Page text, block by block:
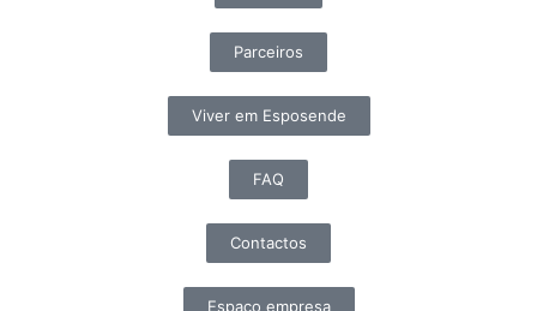
Parceiros
Viver em Esposende
FAQ
Contactos
Espaço empresa